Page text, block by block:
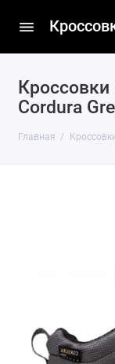
Кроссовки
Cordura
Главная